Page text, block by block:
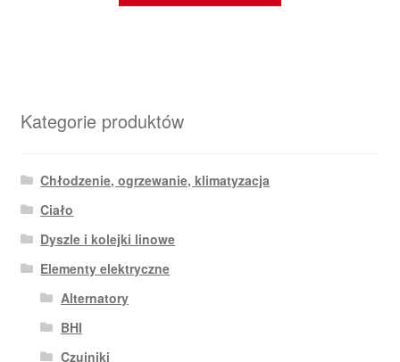
Kategorie produktów
Chłodzenie, ogrzewanie, klimatyzacja
Ciało
Dyszle i kolejki linowe
Elementy elektryczne
Alternatory
BHI
Czujniki